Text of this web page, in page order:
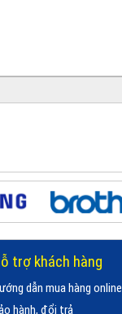
trợ khách hàng
dẫn mua hàng online
hành, đổi trả